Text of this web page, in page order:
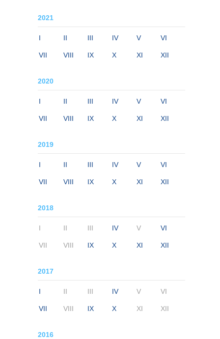
2021
I II III IV V VI
VII VIII IX X XI XII
2020
I II III IV V VI
VII VIII IX X XI XII
2019
I II III IV V VI
VII VIII IX X XI XII
2018
I II III IV V VI
VII VIII IX X XI XII
2017
I II III IV V VI
VII VIII IX X XI XII
2016